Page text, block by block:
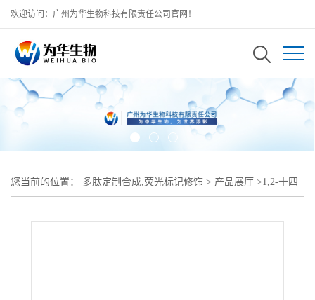
欢迎访问：广州为华生物科技有限责任公司官网！
您当前的位置： 多肽定制合成,荧光标记修饰 > 产品展厅 >1,2-十四